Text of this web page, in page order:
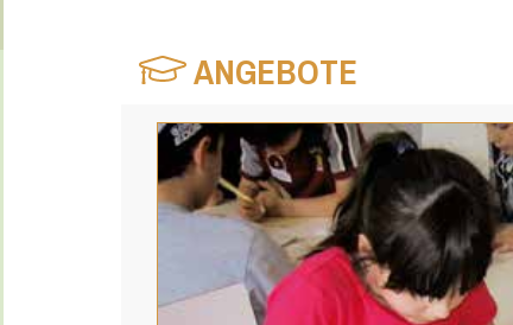
ANGEBOTE